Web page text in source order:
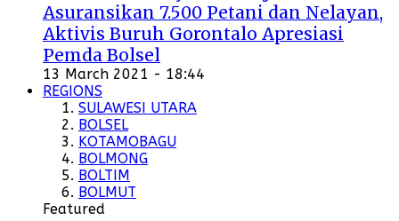
Asuransikan 7.500 Petani dan Nelayan,
Aktivis Buruh Gorontalo Apresiasi
Pemda Bolsel
13 March 2021 - 18:44
REGIONS
SULAWESI UTARA
BOLSEL
KOTAMOBAGU
BOLMONG
BOLTIM
BOLMUT
Featured